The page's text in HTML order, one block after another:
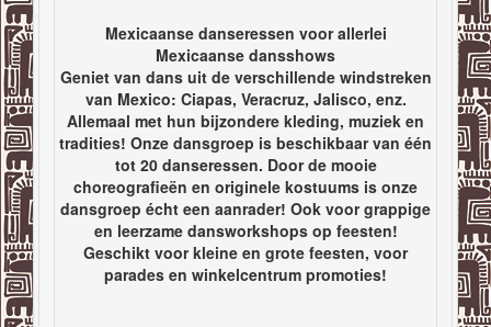
Mexicaanse danseressen voor allerlei
Mexicaanse dansshows
Geniet van dans uit de verschillende windstreken
van Mexico: Ciapas, Veracruz, Jalisco, enz.
Allemaal met hun bijzondere kleding, muziek en
tradities! Onze dansgroep is beschikbaar van één
tot 20 danseressen. Door de mooie
choreografieën en originele kostuums is onze
dansgroep écht een aanrader! Ook voor grappige
en leerzame dansworkshops op feesten!
Geschikt voor kleine en grote feesten, voor
parades en winkelcentrum promoties!